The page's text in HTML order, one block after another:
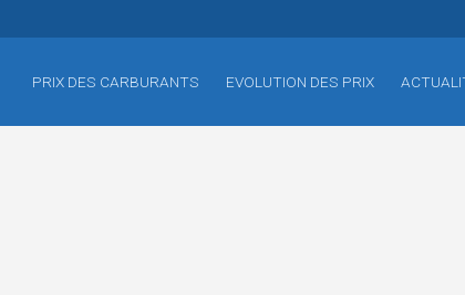
PRIX DES CARBURANTS EVOLUTION DES PRIX